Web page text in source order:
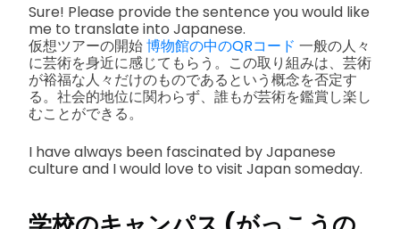
Sure! Please provide the sentence you would like
me to translate into Japanese.
仮想ツアーの開始博物館の中のQRコード 一般の人々
に芸術を身近に感じてもらう。この取り組みは、芸術
が裕福な人々だけのものであるという概念を否定す
る。社会的地位に関わらず、誰もが芸術を鑑賞し楽し
むことができる。
I have always been fascinated by Japanese
culture and I would love to visit Japan someday.